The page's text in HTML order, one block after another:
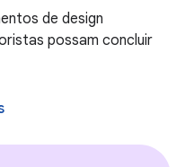
de design
possam concluir